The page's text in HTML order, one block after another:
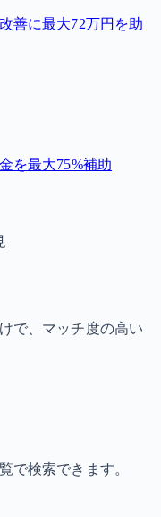
善に最大72万円を助
を最大75%補助
で、マッチ度の高い
で検索できます。